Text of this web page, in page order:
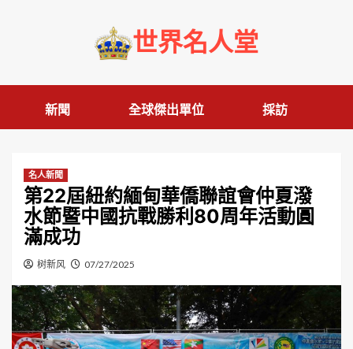
世界名人堂
新聞 全球傑出單位 採訪
名人新聞
第22屆紐約緬甸華僑聯誼會仲夏潑
水節暨中國抗戰勝利80周年活動圓
滿成功
树新风 07/27/2025